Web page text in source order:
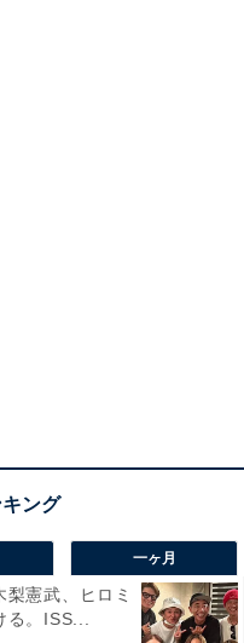
一ヶ月
梨憲武、ヒロミ
る。ISS...